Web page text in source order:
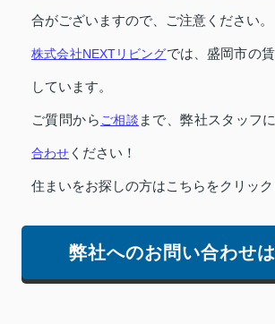
合がございますので、ご注意ください。
株式会社NEXTリビングでは、盛岡市の
しています。
ご質問から ご相談 まで、弊社スタッフ
合わせ ください！
住まいをお探しの方はこちらをクリック
弊社へのお問い合わせ